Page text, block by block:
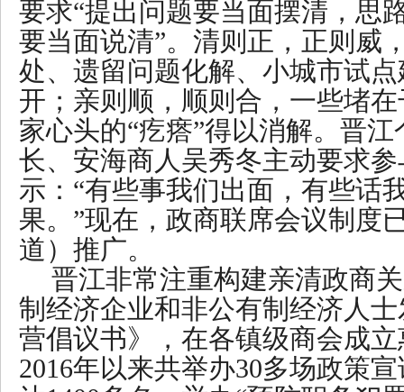
要求“提出问题要当面摆清，思
要当面说清”。清则正，正则威
处、遗留问题化解、小城市试
开；亲则顺，顺则合，一些堵
家心头的“疙瘩”得以消解。晋
长、安海商人吴秀冬主动要求
示：“有些事我们出面，有些话
果。”现在，政商联席会议制度
道）推广。
晋江非常注重构建亲清政商
制经济企业和非公有制经济人
营倡议书》，在各镇级商会成
2016年以来共举办30多场政策